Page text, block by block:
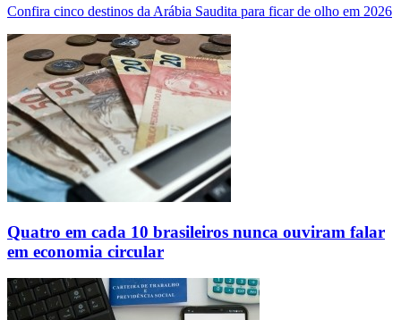
Confira cinco destinos da Arábia Saudita para ficar de olho em 2026
Quatro em cada 10 brasileiros nunca ouviram falar
em economia circular